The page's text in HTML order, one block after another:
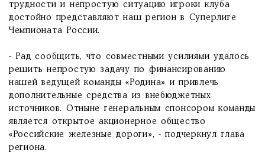
трудности и непростую ситуацию игроки клуба
достойно представляют наш регион в Суперлиге
Чемпионата России.
- Рад сообщить, что совместными усилиями удалось
решить непростую задачу по финансированию
нашей ведущей команды «Родина» и привлечь
дополнительные средства из внебюджетных
источников. Отныне генеральным спонсором команды
является открытое акционерное общество
«Российские железные дороги», - подчеркнул глава
региона.